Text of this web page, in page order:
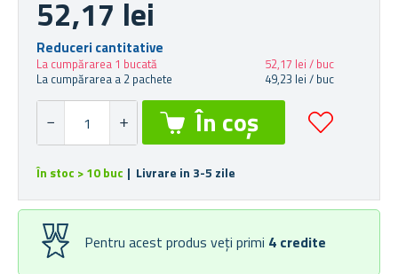
52,17 lei
Reduceri cantitative
La cumpărarea 1 bucată
52,17 lei / buc
La cumpărarea a 2 pachete
49,23 lei / buc
În stoc > 10 buc | Livrare in 3-5 zile
Pentru acest produs veți primi 4 credite